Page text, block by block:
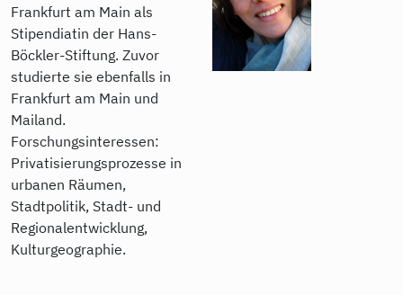
Frankfurt am Main als
Stipendiatin der Hans-
Böckler-Stiftung. Zuvor
studierte sie ebenfalls in
Frankfurt am Main und
Mailand.
Forschungsinteressen:
Privatisierungsprozesse in
urbanen Räumen,
Stadtpolitik, Stadt- und
Regionalentwicklung,
Kulturgeographie.